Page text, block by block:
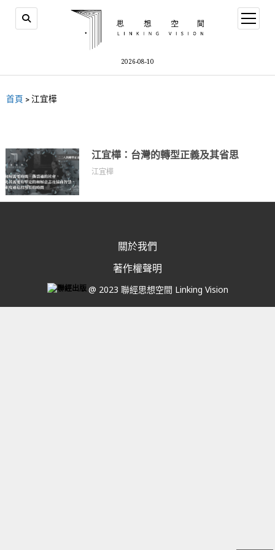
2026-08-10
首頁 >江宜樺
江宜樺：台灣的轉型正義及其省思
江宜樺
關於我們
著作權聲明
@ 2023 聯經思想空間 Linking Vision